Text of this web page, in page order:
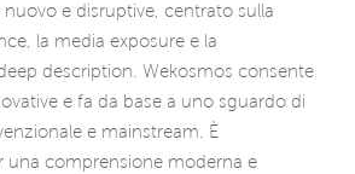
e disruptive, centrato sulla
la media exposure e la
description. Wekosmos consente
e fa da base a uno sguardo di
e mainstream. È
una comprensione moderna e